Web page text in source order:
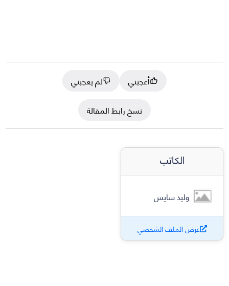
أعجبني
لم يعجبني
نسخ رابط المقالة
الكاتب
وليد سايس
عرض الملف الشخصي